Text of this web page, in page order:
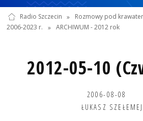
Radio Szczecin » Rozmowy pod
2006-2023 r.
» ARCHIWUM - 2012 rok
2012-05-10
2006-08-08
ŁUKASZ SZEŁEMEJ